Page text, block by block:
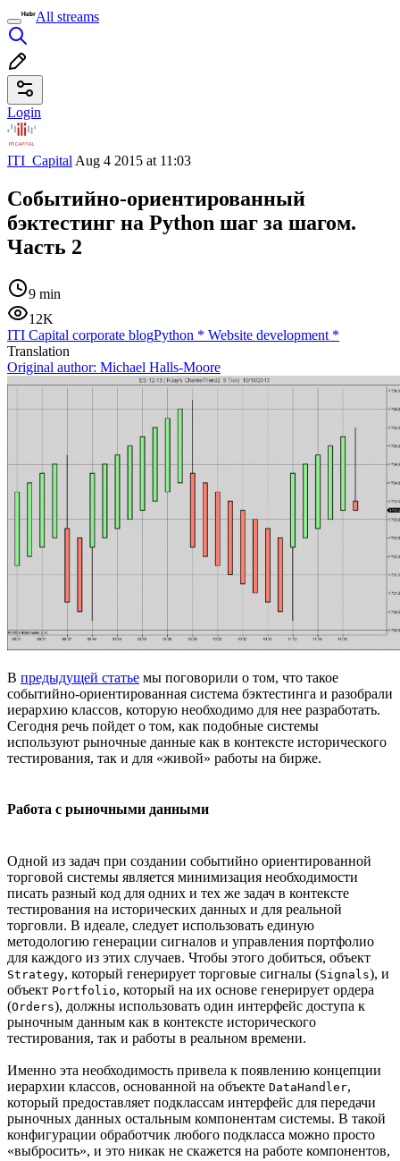
All streams
Login
ITI_Capital Aug 4 2015 at 11:03
Событийно-ориентированный
бэктестинг на Python шаг за шагом.
Часть 2
9 min
12K
ITI Capital corporate blogPython * Website development *
Translation
Original author: Michael Halls-Moore
В предыдущей статье мы поговорили о том, что такое
событийно-ориентированная система бэктестинга и разобрали
иерархию классов, которую необходимо для нее разработать.
Сегодня речь пойдет о том, как подобные системы
используют рыночные данные как в контексте исторического
тестирования, так и для «живой» работы на бирже.
Работа с рыночными данными
Одной из задач при создании событийно ориентированной
торговой системы является минимизация необходимости
писать разный код для одних и тех же задач в контексте
тестирования на исторических данных и для реальной
торговли. В идеале, следует использовать единую
методологию генерации сигналов и управления портфолио
для каждого из этих случаев. Чтобы этого добиться, объект
Strategy, который генерирует торговые сигналы (Signals), и
объект Portfolio, который на их основе генерирует ордера
(Orders), должны использовать один интерфейс доступа к
рыночным данным как в контексте исторического
тестирования, так и работы в реальном времени.
Именно эта необходимость привела к появлению концепции
иерархии классов, основанной на объекте DataHandler,
который предоставляет подклассам интерфейс для передачи
рыночных данных остальным компонентам системы. В такой
конфигурации обработчик любого подкласса можно просто
«выбросить», и это никак не скажется на работе компонентов,